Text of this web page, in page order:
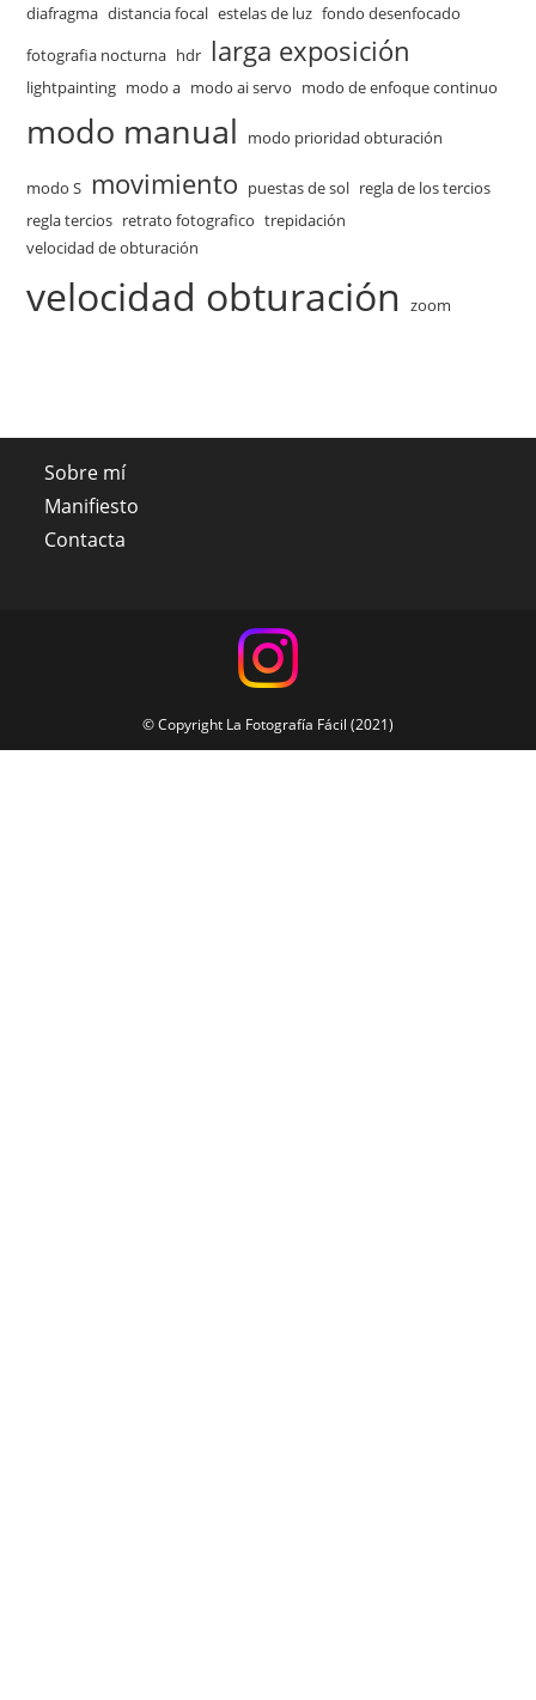
diafragma distancia focal estelas de luz fondo desenfocado
fotografia nocturna hdr larga exposición
lightpainting modo a modo ai servo modo de enfoque continuo
modo manual modo prioridad obturación
modo S movimiento puestas de sol regla de los tercios
regla tercios retrato fotografico trepidación
velocidad de obturación
velocidad obturación zoom
Sobre mí
Manifiesto
Contacta
© Copyright La Fotografía Fácil (2021)